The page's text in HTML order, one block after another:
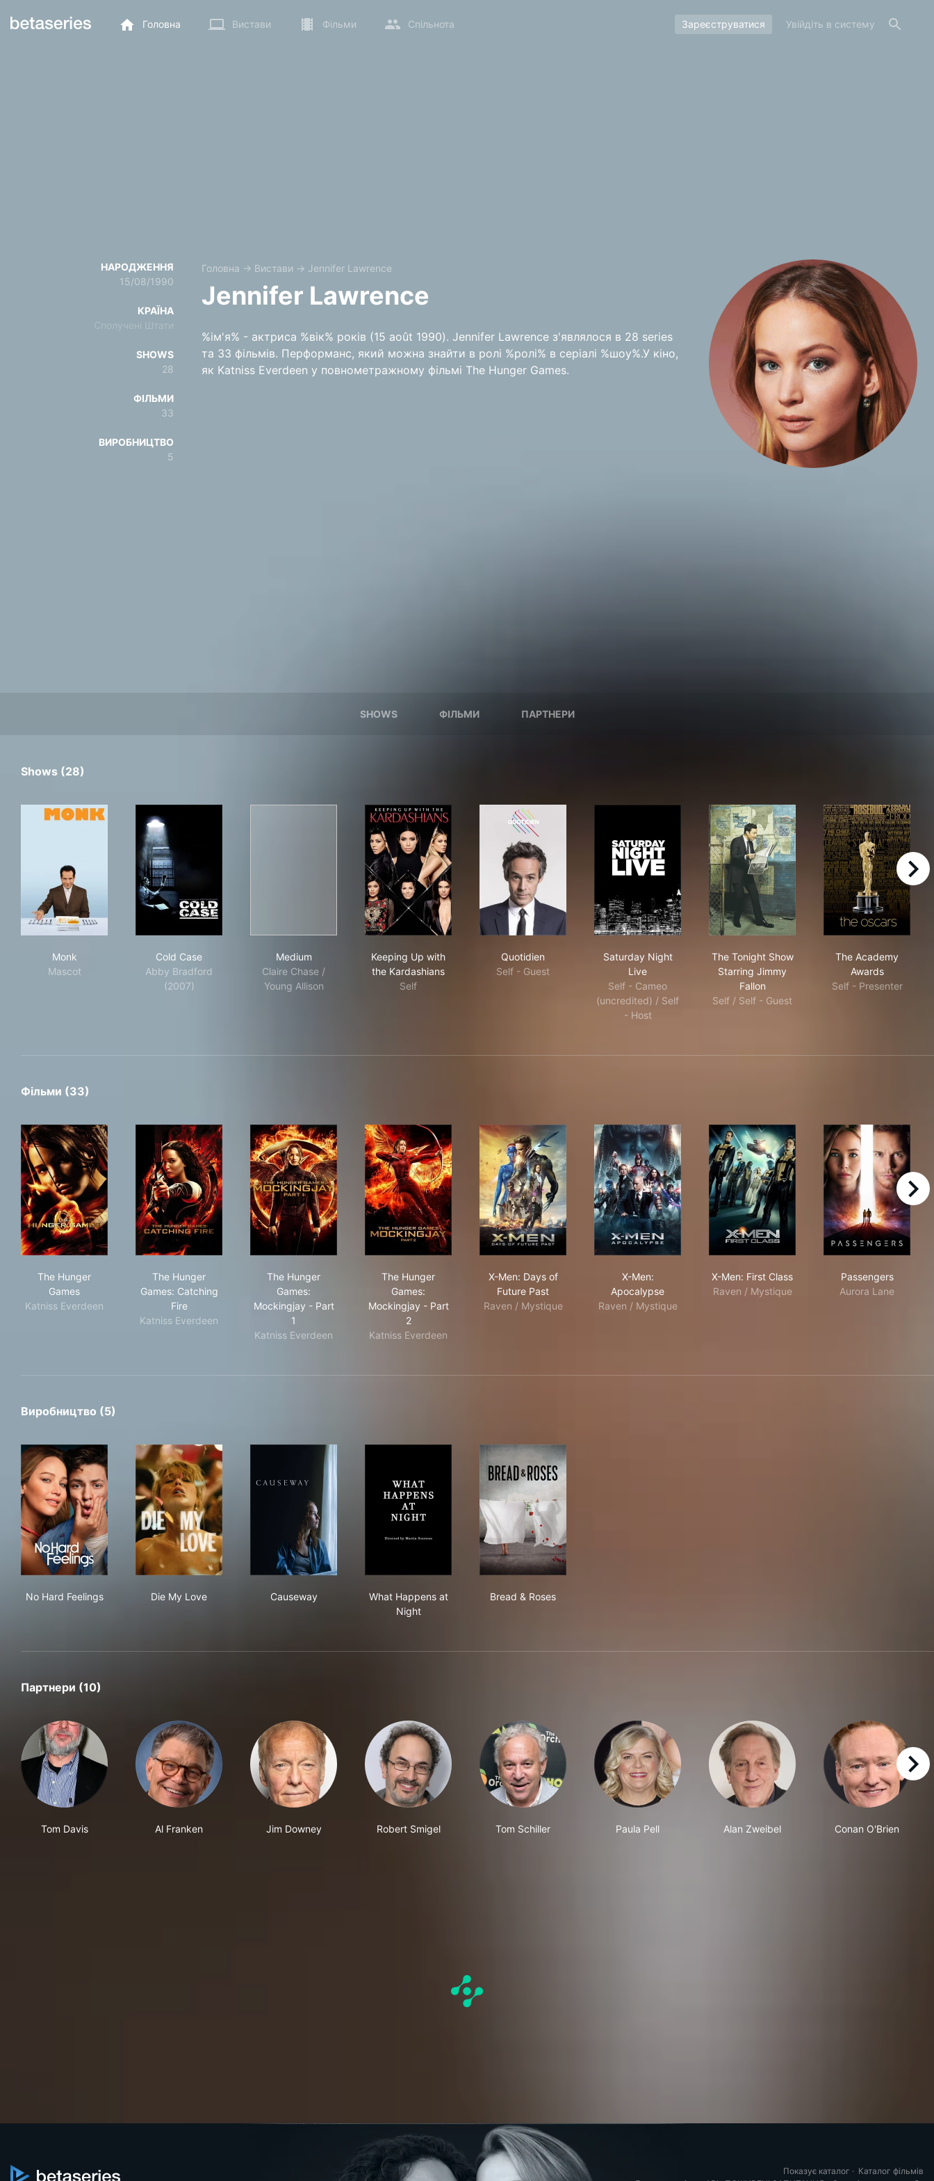
Головна Вистави Фільми Спільнота Зареєструватися Увійдіть в систему
НАРОДЖЕННЯ
15/08/1990
КРАЇНА
Сполучені Штати
SHOWS
28
ФІЛЬМИ
33
ВИРОБНИЦТВО
5
Головна → Вистави → Jennifer Lawrence
Jennifer Lawrence
%ім'я% - актриса %вік% років (15 août 1990). Jennifer Lawrence з'являлося в 28 series
та 33 фільмів. Перформанс, який можна знайти в ролі %ролі% в серіалі %шоу%.У кіно,
як Katniss Everdeen у повнометражному фільмі The Hunger Games.
SHOWS ФІЛЬМИ ПАРТНЕРИ
Shows (28)
Monk
Mascot
Cold Case
Abby Bradford
(2007)
Medium
Claire Chase /
Young Allison
Keeping Up with
the Kardashians
Self
Quotidien
Self - Guest
Saturday Night
Live
Self - Cameo
(uncredited) / Self
- Host
The Tonight Show
Starring Jimmy
Fallon
Self / Self - Guest
The Academy
Awards
Self - Presenter
right
Фільми (33)
The Hunger
Games
Katniss Everdeen
The Hunger
Games: Catching
Fire
Katniss Everdeen
The Hunger
Games:
Mockingjay - Part
1
Katniss Everdeen
The Hunger
Games:
Mockingjay - Part
2
Katniss Everdeen
X-Men: Days of
Future Past
Raven / Mystique
X-Men:
Apocalypse
Raven / Mystique
X-Men: First Class
Raven / Mystique
Passengers
Aurora Lane
right
Виробництво (5)
No Hard Feelings
Die My Love
Causeway
What Happens at
Night
Bread & Roses
Партнери (10)
Tom Davis Al Franken Jim Downey Robert Smigel Tom Schiller Paula Pell Alan Zweibel Conan O'Brien
right
Показує каталог · Каталог фільмів